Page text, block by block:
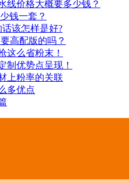
线价格大概要多少钱？
钱一套？
该怎样是好?
高配版的吗？
这么省粉末！
制优势点呈现！
上粉率的关联
多优点